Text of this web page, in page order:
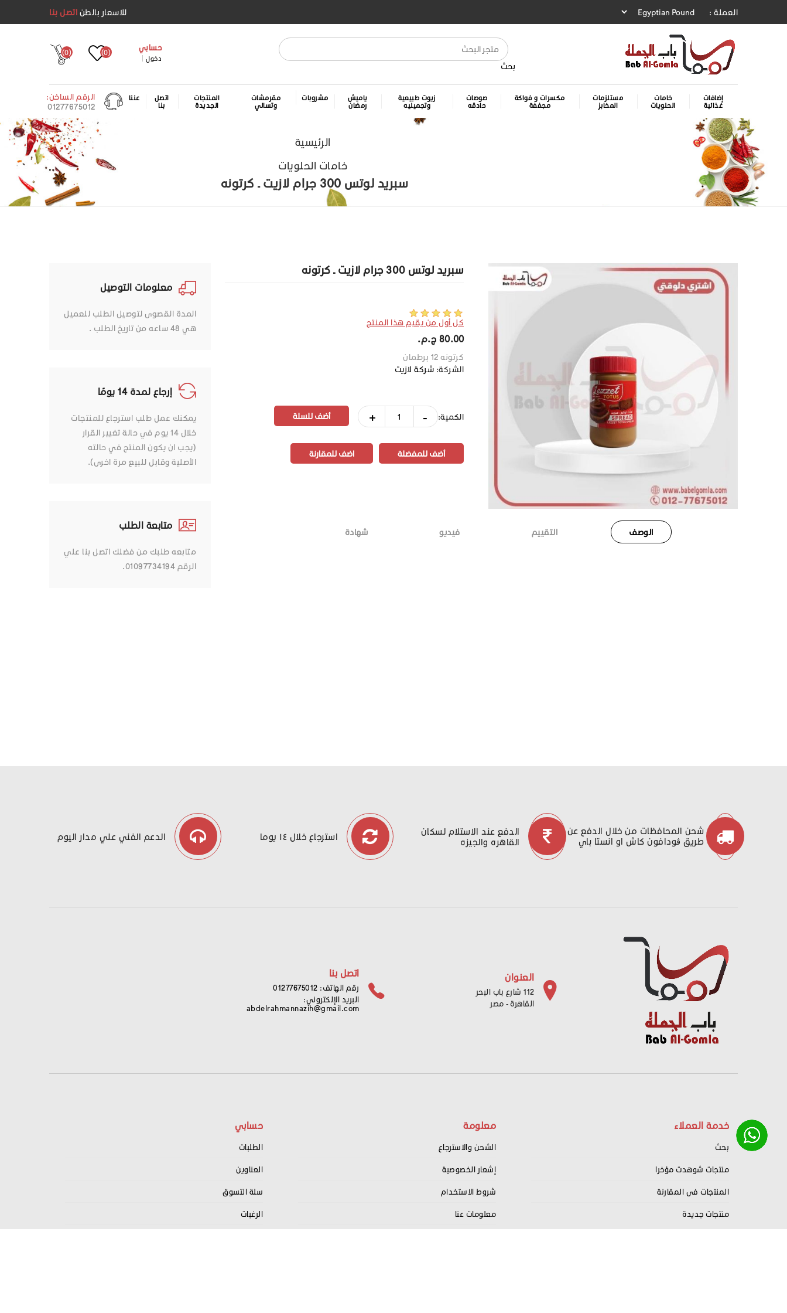
العملة : للاسعار بالطن اتصل بنا
بحث
حسابي
دخول
(0)
(0)
إضافات
غذائية
خامات
الحلويات
مستلزمات
المخابز
مكسرات و فواكة
مجففة
صوصات
حادقه
زيوت طبيعية
وتجميليه
ياميش
رمضان
مشروبات
مقرمشات
وتسالي
المنتجات
الجديدة
اتصل
بنا
عننا
الرقم الساخن:
01277675012
الرئيسية
خامات الحلويات
سبريد لوتس 300 جرام لازيت ـ كرتونه
سبريد لوتس 300 جرام لازيت ـ كرتونه
كل أول من يقيم هذا المنتج
80.00 ج.م.‏
كرتونه 12 برطمان
الشركة: شركة لازيت
الكمية: -
+
أضف للمفضلة اضف للمقارنة
الوصف التقييم فيديو شهادة
معلومات التوصيل
المدة القصوى لتوصيل الطلب للعميل
هي 48 ساعه من تاريخ الطلب .
إرجاع لمدة 14 يومًا
يمكنك عمل طلب استرجاع للمنتجات
خلال 14 يوم في حالة تغيير القرار
(يجب ان يكون المنتج في حالته
الأصلية وقابل للبيع مرة اخرى).
متابعة الطلب
متابعه طلبك من فضلك اتصل بنا علي
الرقم 01097734194.
شحن المحافظات من خلال الدفع عن
طريق ڤودافون كاش او انستا باي
الدفع عند الاستلام لسكان
القاهره والجيزه
استرجاع خلال ١٤ يوما الدعم الفني علي مدار اليوم
العنوان
112 شارع باب البحر
القاهرة - مصر
اتصل بنا
رقم الهاتف: 01277675012
البريد الإلكتروني:
abdelrahmannazih@gmail.com
خدمة العملاء
بحث
منتجات شوهدت مؤخرا
المنتجات فى المقارنة
منتجات جديدة
معلومة
الشحن والاسترجاع
إشعار الخصوصية
شروط الاستخدام
معلومات عنا
حسابي
الطلبات
العناوين
سلة التسوق
الرغبات